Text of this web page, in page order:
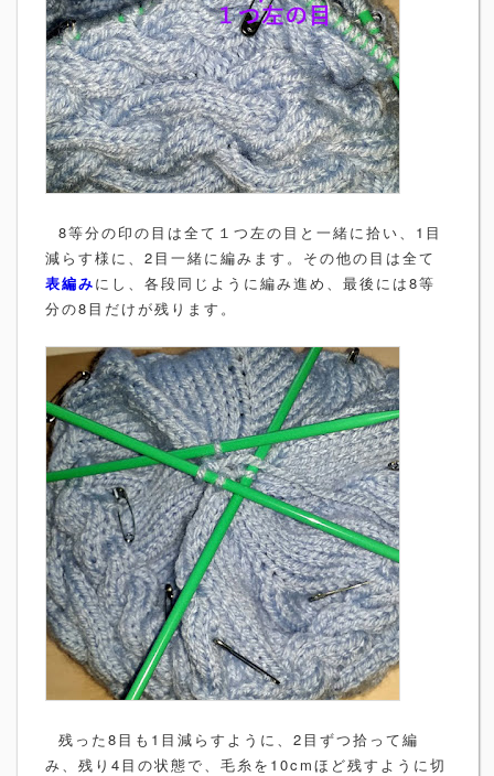
8等分の印の目は全て１つ左の目と一緒に拾い、1目
減らす様に、2目一緒に編みます。その他の目は全て
表編みにし、各段同じように編み進め、最後には8等
分の8目だけが残ります。
残った8目も1目減らすように、2目ずつ拾って編
み、残り4目の状態で、毛糸を10cmほど残すように切